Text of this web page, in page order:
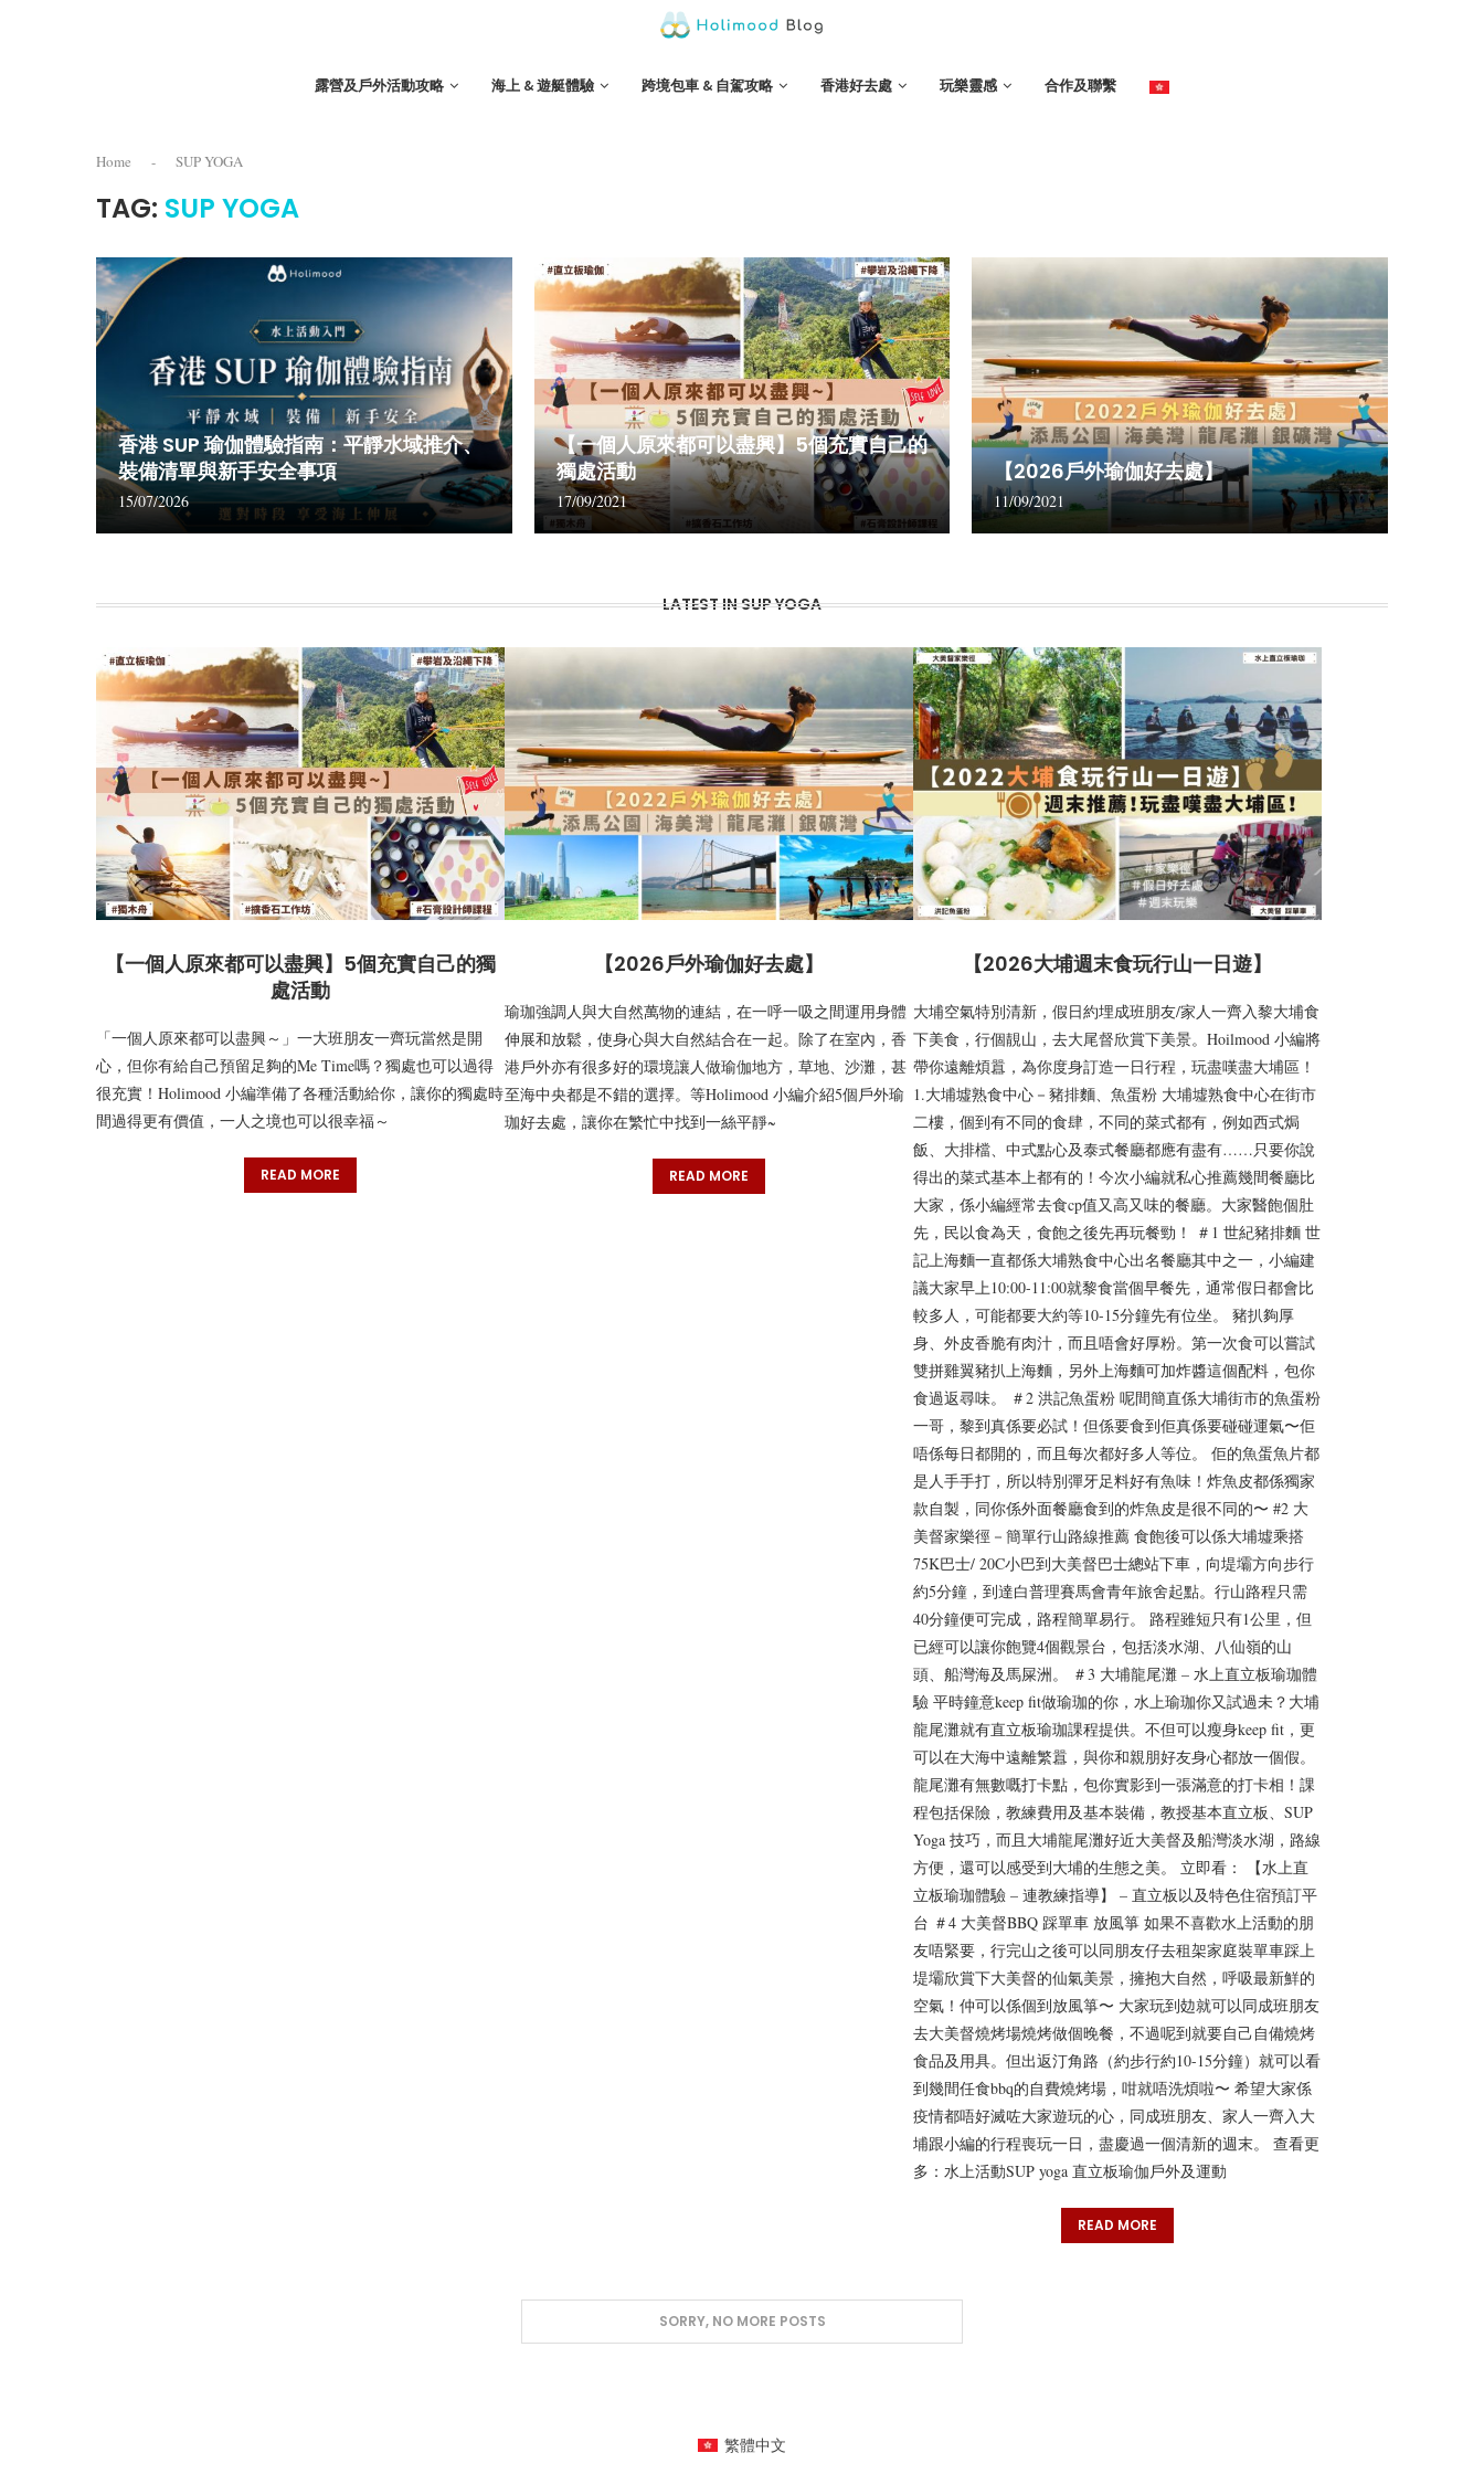
露營及戶外活動攻略 海上 & 遊艇體驗 跨境包車 & 自駕攻略 香港好去處 玩樂靈感 合作及聯繫
Home - SUP YOGA
TAG: SUP YOGA
香港 SUP 瑜伽體驗指南：平靜水域推介、
裝備清單與新手安全事項
15/07/2026
【一個人原來都可以盡興】5個充實自己的
獨處活動
17/09/2021
【2026戶外瑜伽好去處】
11/09/2021
LATEST IN SUP YOGA
【一個人原來都可以盡興】5個充實自己的獨
處活動
「一個人原來都可以盡興～」一大班朋友一齊玩當然是開
心，但你有給自己預留足夠的Me Time嗎？獨處也可以過得
很充實！Holimood 小編準備了各種活動給你，讓你的獨處時
間過得更有價值，一人之境也可以很幸福～
READ MORE
【2026戶外瑜伽好去處】
瑜珈強調人與大自然萬物的連結，在一呼一吸之間運用身體
伸展和放鬆，使身心與大自然結合在一起。除了在室內，香
港戶外亦有很多好的環境讓人做瑜伽地方，草地、沙灘，甚
至海中央都是不錯的選擇。等Holimood 小編介紹5個戶外瑜
珈好去處，讓你在繁忙中找到一絲平靜~
READ MORE
【2026大埔週末食玩行山一日遊】
大埔空氣特別清新，假日約埋成班朋友/家人一齊入黎大埔食
下美食，行個靚山，去大尾督欣賞下美景。Hoilmood 小編將
帶你遠離煩囂，為你度身訂造一日行程，玩盡嘆盡大埔區！
1.大埔墟熟食中心－豬排麵、魚蛋粉 大埔墟熟食中心在街市
二樓，個到有不同的食肆，不同的菜式都有，例如西式焗
飯、大排檔、中式點心及泰式餐廳都應有盡有……只要你說
得出的菜式基本上都有的！今次小編就私心推薦幾間餐廳比
大家，係小編經常去食cp值又高又味的餐廳。大家醫飽個肚
先，民以食為天，食飽之後先再玩餐勁！ ＃1 世紀豬排麵 世
記上海麵一直都係大埔熟食中心出名餐廳其中之一，小編建
議大家早上10:00-11:00就黎食當個早餐先，通常假日都會比
較多人，可能都要大約等10-15分鐘先有位坐。 豬扒夠厚
身、外皮香脆有肉汁，而且唔會好厚粉。第一次食可以嘗試
雙拼雞翼豬扒上海麵，另外上海麵可加炸醬這個配料，包你
食過返尋味。 ＃2 洪記魚蛋粉 呢間簡直係大埔街市的魚蛋粉
一哥，黎到真係要必試！但係要食到佢真係要碰碰運氣〜佢
唔係每日都開的，而且每次都好多人等位。 佢的魚蛋魚片都
是人手手打，所以特別彈牙足料好有魚味！炸魚皮都係獨家
款自製，同你係外面餐廳食到的炸魚皮是很不同的〜 #2 大
美督家樂徑－簡單行山路線推薦 食飽後可以係大埔墟乘搭
75K巴士/ 20C小巴到大美督巴士總站下車，向堤壩方向步行
約5分鐘，到達白普理賽馬會青年旅舍起點。行山路程只需
40分鐘便可完成，路程簡單易行。 路程雖短只有1公里，但
已經可以讓你飽覽4個觀景台，包括淡水湖、八仙嶺的山
頭、船灣海及馬屎洲。 ＃3 大埔龍尾灘 – 水上直立板瑜珈體
驗 平時鐘意keep fit做瑜珈的你，水上瑜珈你又試過未？大埔
龍尾灘就有直立板瑜珈課程提供。不但可以瘦身keep fit，更
可以在大海中遠離繁囂，與你和親朋好友身心都放一個假。
龍尾灘有無數嘅打卡點，包你實影到一張滿意的打卡相！課
程包括保險，教練費用及基本裝備，教授基本直立板、SUP
Yoga 技巧，而且大埔龍尾灘好近大美督及船灣淡水湖，路線
方便，還可以感受到大埔的生態之美。 立即看： 【水上直
立板瑜珈體驗 – 連教練指導】 – 直立板以及特色住宿預訂平
台 ＃4 大美督BBQ 踩單車 放風箏 如果不喜歡水上活動的朋
友唔緊要，行完山之後可以同朋友仔去租架家庭裝單車踩上
堤壩欣賞下大美督的仙氣美景，擁抱大自然，呼吸最新鮮的
空氣！仲可以係個到放風箏〜 大家玩到攰就可以同成班朋友
去大美督燒烤場燒烤做個晚餐，不過呢到就要自己自備燒烤
食品及用具。但出返汀角路（約步行約10-15分鐘）就可以看
到幾間任食bbq的自費燒烤場，咁就唔洗煩啦〜 希望大家係
疫情都唔好滅咗大家遊玩的心，同成班朋友、家人一齊入大
埔跟小編的行程喪玩一日，盡慶過一個清新的週末。 查看更
多：水上活動SUP yoga 直立板瑜伽戶外及運動
READ MORE